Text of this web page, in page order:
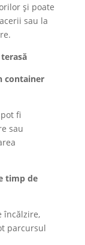
și poate
sau la
container
fi
sau
timp de
încălzire,
parcursul